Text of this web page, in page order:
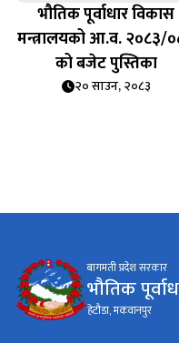
भौतिक पूर्वाधार विकास
मन्त्रालयको आ.व. २०८३/
को बजेट पुस्तिका
२० साउन, २०८३
बागमती प्रदेश सरकार
भौतिक
हेटौडा, मकवानपुर